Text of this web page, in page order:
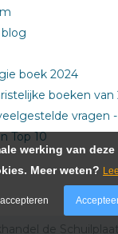
boek 2024
boeken van
vragen
Top 10
de
werking van
Meer weten?